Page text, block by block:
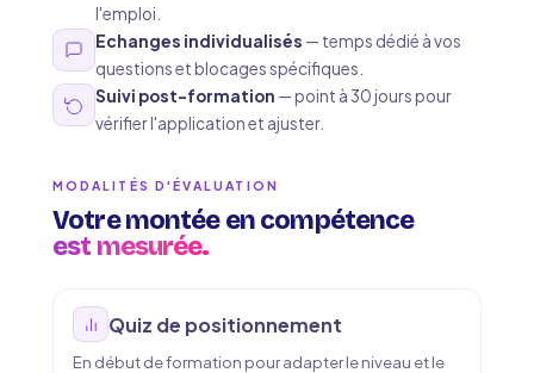
l'emploi.
Echanges individualisés — temps dédié à vos
questions et blocages spécifiques.
Suivi post-formation — point à 30 jours pour
vérifier l'application et ajuster.
MODALITÉS D'ÉVALUATION
Votre montée en compétence
est mesurée.
Quiz de positionnement
En début de formation pour adapter le niveau et le